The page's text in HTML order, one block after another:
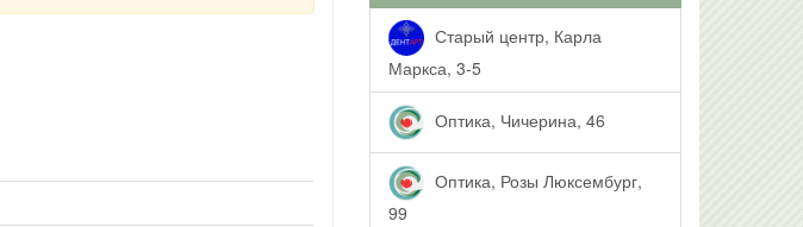
Старый центр, Карла
Маркса, 3-5
Оптика, Чичерина, 46
Оптика, Розы Люксембург,
99